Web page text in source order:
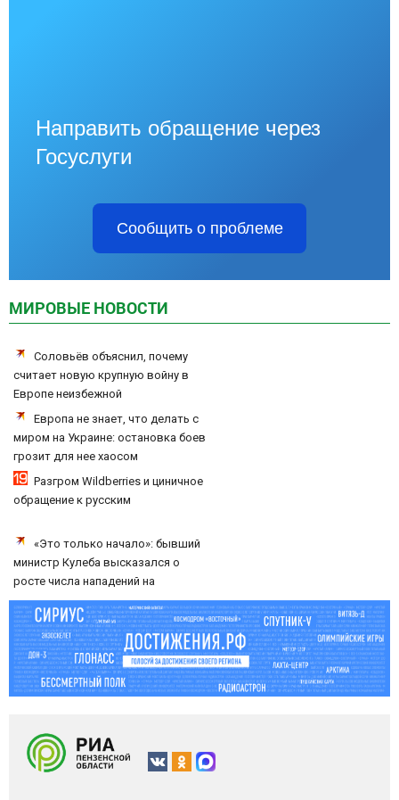
Направить обращение через
Госуслуги
Сообщить о проблеме
МИРОВЫЕ НОВОСТИ
Соловьёв объяснил, почему
считает новую крупную войну в
Европе неизбежной
Европа не знает, что делать с
миром на Украине: остановка боев
грозит для нее хаосом
Разгром Wildberries и циничное
обращение к русским
«Это только начало»: бывший
министр Кулеба высказался о
росте числа нападений на
украинцев в Польше